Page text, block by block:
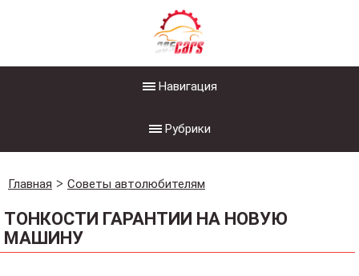
Навигация
Рубрики
Главная Советы автолюбителям
ТОНКОСТИ ГАРАНТИИ НА НОВУЮ
МАШИНУ